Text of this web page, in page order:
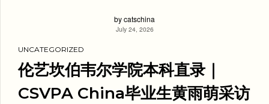
by catschina
July 24, 2026
UNCATEGORIZED
伦艺坎伯韦尔学院本科直录｜
CSVPA China毕业生黄雨萌采访